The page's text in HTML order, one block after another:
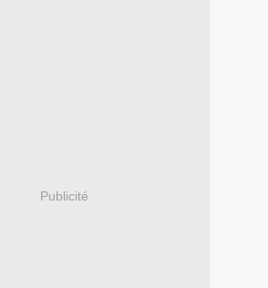
Publicité